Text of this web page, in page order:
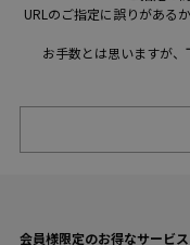
URLのご指定に誤りがある
お手数とは思いますが、
会員様限定のお得なサービス